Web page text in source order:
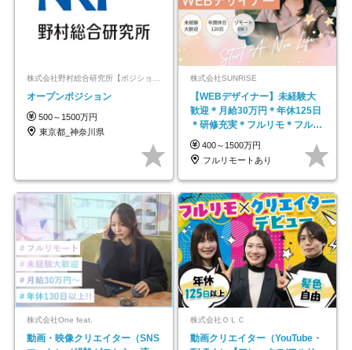
オープンポジション
500～1500万円
東京都_神奈川県
株式会社SUNRISE
【WEBデザイナー】未経験大
歓迎＊月給30万円＊年休125日
＊研修充実＊フルリモ＊フルフ
レックス＊
400～1500万円
フルリモートあり
株式会社One feat.
動画・映像クリエイター（SNS
株式会社ＯＬＣ
動画クリエイター（YouTube・